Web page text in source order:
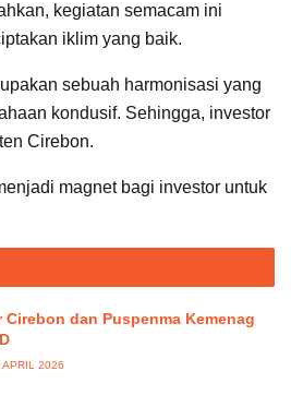
kegiatan semacam ini
iklim yang baik.
sebuah harmonisasi yang
kondusif. Sehingga, investor
Cirebon.
magnet bagi investor untuk
Cirebon dan Puspenma Kemenag
APRIL 2026